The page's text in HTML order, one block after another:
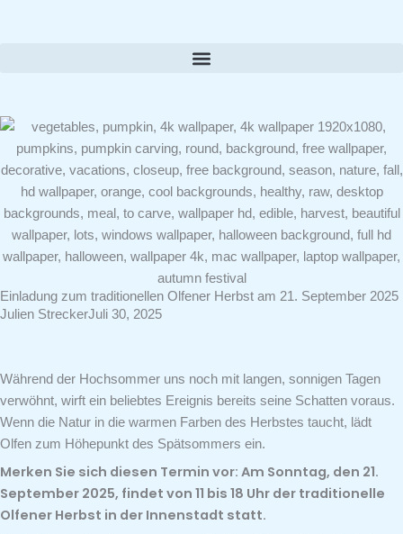
Einladung zum traditionellen Olfener Herbst am 21. September 2025
Julien StreckerJuli 30, 2025
Während der Hochsommer uns noch mit langen, sonnigen Tagen
verwöhnt, wirft ein beliebtes Ereignis bereits seine Schatten voraus.
Wenn die Natur in die warmen Farben des Herbstes taucht, lädt
Olfen zum Höhepunkt des Spätsommers ein.
Merken Sie sich diesen Termin vor: Am Sonntag, den 21.
September 2025, findet von 11 bis 18 Uhr der traditionelle
Olfener Herbst in der Innenstadt statt.